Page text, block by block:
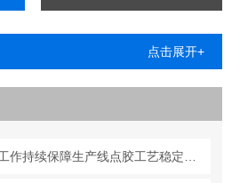
点击展开+
落实点胶机常态化维护工作持续保障生产线点胶工艺稳定合规